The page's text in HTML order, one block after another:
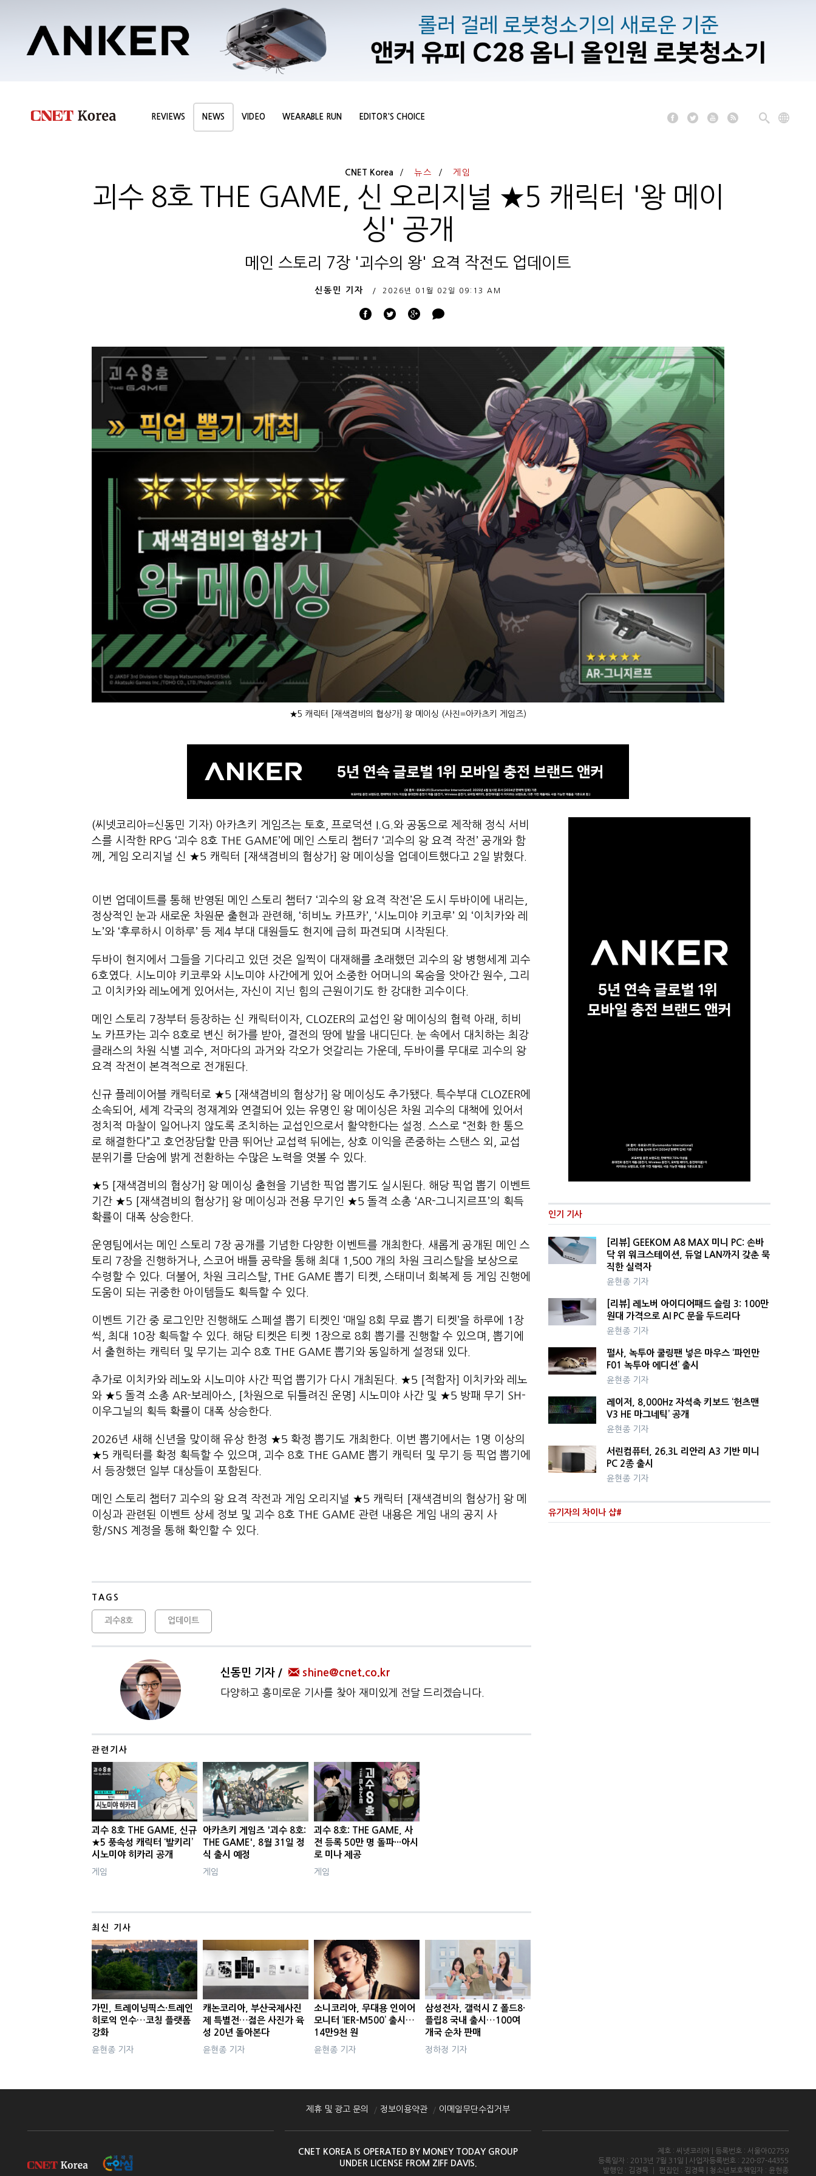
REVIEWS NEWS VIDEO WEARABLE RUN EDITOR'S CHOICE
CNET Korea 뉴스 게임
괴수 8호 THE GAME, 신 오리지널 ★5 캐릭터 '왕 메이
싱' 공개
메인 스토리 7장 '괴수의 왕' 요격 작전도 업데이트
신동민 기자 2026년 01월 02일 09:13 AM
★5 캐릭터 [재색겸비의 협상가] 왕 메이싱 (사진=아카츠키 게임즈)
(씨넷코리아=신동민 기자) 아카츠키 게임즈는 토호, 프로덕션 I.G.와 공동으로 제작해 정식 서비
스를 시작한 RPG ‘괴수 8호 THE GAME’에 메인 스토리 챕터7 ‘괴수의 왕 요격 작전’ 공개와 함
께, 게임 오리지널 신 ★5 캐릭터 [재색겸비의 협상가] 왕 메이싱을 업데이트했다고 2일 밝혔다.
이번 업데이트를 통해 반영된 메인 스토리 챕터7 ‘괴수의 왕 요격 작전’은 도시 두바이에 내리는,
정상적인 눈과 새로운 차원문 출현과 관련해, ‘히비노 카프카’, ‘시노미야 키코루’ 외 ‘이치카와 레
노’와 ‘후루하시 이하루’ 등 제4 부대 대원들도 현지에 급히 파견되며 시작된다.
두바이 현지에서 그들을 기다리고 있던 것은 일찍이 대재해를 초래했던 괴수의 왕 병행세계 괴수
6호였다. 시노미야 키코루와 시노미야 사간에게 있어 소중한 어머니의 목숨을 앗아간 원수, 그리
고 이치카와 레노에게 있어서는, 자신이 지닌 힘의 근원이기도 한 강대한 괴수이다.
메인 스토리 7장부터 등장하는 신 캐릭터이자, CLOZER의 교섭인 왕 메이싱의 협력 아래, 히비
노 카프카는 괴수 8호로 변신 허가를 받아, 결전의 땅에 발을 내디딘다. 눈 속에서 대치하는 최강
클래스의 차원 식별 괴수, 저마다의 과거와 각오가 엇갈리는 가운데, 두바이를 무대로 괴수의 왕
요격 작전이 본격적으로 전개된다.
신규 플레이어블 캐릭터로 ★5 [재색겸비의 협상가] 왕 메이싱도 추가됐다. 특수부대 CLOZER에
소속되어, 세계 각국의 정재계와 연결되어 있는 유명인 왕 메이싱은 차원 괴수의 대책에 있어서
정치적 마찰이 일어나지 않도록 조치하는 교섭인으로서 활약한다는 설정. 스스로 “전화 한 통으
로 해결한다”고 호언장담할 만큼 뛰어난 교섭력 뒤에는, 상호 이익을 존중하는 스탠스 외, 교섭
분위기를 단숨에 밝게 전환하는 수많은 노력을 엿볼 수 있다.
★5 [재색겸비의 협상가] 왕 메이싱 출현을 기념한 픽업 뽑기도 실시된다. 해당 픽업 뽑기 이벤트
기간 ★5 [재색겸비의 협상가] 왕 메이싱과 전용 무기인 ★5 돌격 소총 ‘AR-그니지르프’의 획득
확률이 대폭 상승한다.
운영팀에서는 메인 스토리 7장 공개를 기념한 다양한 이벤트를 개최한다. 새롭게 공개된 메인 스
토리 7장을 진행하거나, 스코어 배틀 공략을 통해 최대 1,500 개의 차원 크리스탈을 보상으로
수령할 수 있다. 더불어, 차원 크리스탈, THE GAME 뽑기 티켓, 스태미너 회복제 등 게임 진행에
도움이 되는 귀중한 아이템들도 획득할 수 있다.
이벤트 기간 중 로그인만 진행해도 스페셜 뽑기 티켓인 ‘매일 8회 무료 뽑기 티켓’을 하루에 1장
씩, 최대 10장 획득할 수 있다. 해당 티켓은 티켓 1장으로 8회 뽑기를 진행할 수 있으며, 뽑기에
서 출현하는 캐릭터 및 무기는 괴수 8호 THE GAME 뽑기와 동일하게 설정돼 있다.
추가로 이치카와 레노와 시노미야 사간 픽업 뽑기가 다시 개최된다. ★5 [적합자] 이치카와 레노
와 ★5 돌격 소총 AR-보레아스, [차원으로 뒤틀려진 운명] 시노미야 사간 및 ★5 방패 무기 SH-
이우그닐의 획득 확률이 대폭 상승한다.
2026년 새해 신년을 맞이해 유상 한정 ★5 확정 뽑기도 개최한다. 이번 뽑기에서는 1명 이상의
★5 캐릭터를 확정 획득할 수 있으며, 괴수 8호 THE GAME 뽑기 캐릭터 및 무기 등 픽업 뽑기에
서 등장했던 일부 대상들이 포함된다.
메인 스토리 챕터7 괴수의 왕 요격 작전과 게임 오리지널 ★5 캐릭터 [재색겸비의 협상가] 왕 메
이싱과 관련된 이벤트 상세 정보 및 괴수 8호 THE GAME 관련 내용은 게임 내의 공지 사
항/SNS 계정을 통해 확인할 수 있다.
TAGS
괴수8호 업데이트
신동민 기자 shine@cnet.co.kr
다양하고 흥미로운 기사를 찾아 재미있게 전달 드리겠습니다.
관련기사
괴수 8호 THE GAME, 신규
★5 풍속성 캐릭터 ‘발키리’
시노미야 히카리 공개
게임
아카츠키 게임즈 '괴수 8호:
THE GAME', 8월 31일 정
식 출시 예정
게임
괴수 8호: THE GAME, 사
전 등록 50만 명 돌파···아시
로 미나 제공
게임
최신 기사
가민, 트레이닝픽스·트레인
히로익 인수…코칭 플랫폼
강화
윤현종 기자
캐논코리아, 부산국제사진
제 특별전…젊은 사진가 육
성 20년 돌아본다
윤현종 기자
소니코리아, 무대용 인이어
모니터 ‘IER-M500’ 출시…
14만9천 원
윤현종 기자
삼성전자, 갤럭시 Z 폴드8·
플립8 국내 출시…100여
개국 순차 판매
정하정 기자
인기 기사
[리뷰] GEEKOM A8 MAX 미니 PC: 손바
닥 위 워크스테이션, 듀얼 LAN까지 갖춘 묵
직한 실력자
윤현종 기자
[리뷰] 레노버 아이디어패드 슬림 3: 100만
원대 가격으로 AI PC 문을 두드리다
윤현종 기자
펄사, 녹투아 쿨링팬 넣은 마우스 ‘파인만
F01 녹투아 에디션’ 출시
윤현종 기자
레이저, 8,000Hz 자석축 키보드 ‘헌츠맨
V3 HE 마그네틱’ 공개
윤현종 기자
서린컴퓨터, 26.3L 리안리 A3 기반 미니
PC 2종 출시
윤현종 기자
유기자의 차이나 샵#
제휴 및 광고 문의 정보이용약관 이메일무단수집거부
CNET KOREA IS OPERATED BY MONEY TODAY GROUP
UNDER LICENSE FROM ZIFF DAVIS.
제호 : 씨넷코리아 | 등록번호 : 서울아02759
등록일자 : 2013년 7월 31일 | 사업자등록번호 : 220-87-44355
발행인 : 김경묵 │ 편집인 : 김경묵 | 청소년보호책임자 : 윤현종